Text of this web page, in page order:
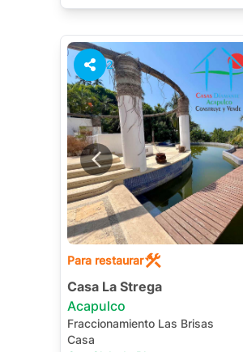
2
Para restaurar
Casa La Strega
Acapulco
Fraccionamiento Las Brisas
Casa